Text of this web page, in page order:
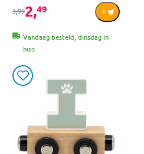
3,992,49
Vandaag besteld, dinsdag in
huis